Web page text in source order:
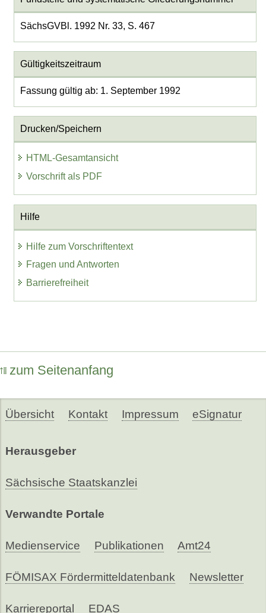
SächsGVBl. 1992 Nr. 33, S. 467
Gültigkeitszeitraum
Fassung gültig ab: 1. September 1992
Drucken/Speichern
HTML-Gesamtansicht
Vorschrift als PDF
Hilfe
Hilfe zum Vorschriftentext
Fragen und Antworten
Barrierefreiheit
zum Seitenanfang
Übersicht Kontakt Impressum eSignatur
Herausgeber
Sächsische Staatskanzlei
Verwandte Portale
Medienservice Publikationen Amt24
FÖMISAX Fördermitteldatenbank Newsletter
Karriereportal EDAS